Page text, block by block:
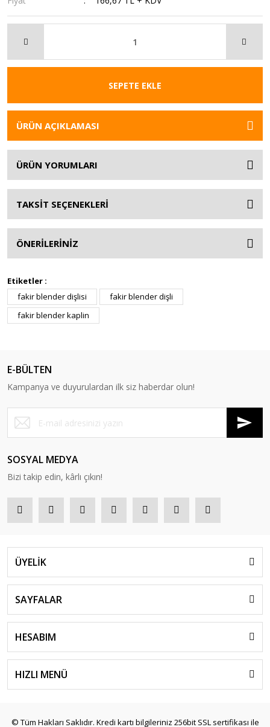
SEPETE EKLE
ÜRÜN AÇIKLAMASI
ÜRÜN YORUMLARI
TAKSİT SEÇENEKLERİ
ÖNERİLERİNİZ
Etiketler :
fakir blender dişlisi
fakir blender dişli
fakir blender kaplin
E-BÜLTEN
Kampanya ve duyurulardan ilk siz haberdar olun!
SOSYAL MEDYA
Bizi takip edin, kârlı çıkın!
ÜYELİK
SAYFALAR
HESABIM
HIZLI MENÜ
© Tüm Hakları Saklıdır. Kredi kartı bilgileriniz 256bit SSL sertifikası ile